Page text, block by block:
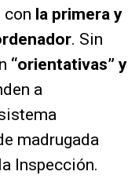
con la primera y
. Sin
“orientativas” y
a
madrugada
Inspección.